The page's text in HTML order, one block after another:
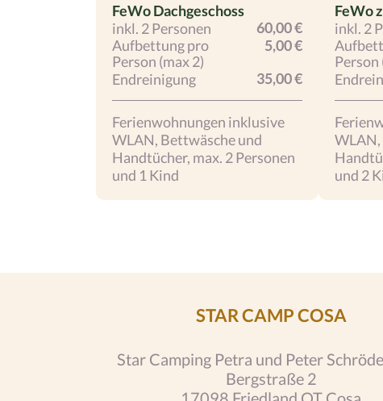
FeWo Dachgeschoss
inkl. 2 Personen
60,00 €
Aufbettung pro
Person (max 2)
5,00 €
Endreinigung
35,00 €
Ferienwohnungen inklusive
WLAN, Bettwäsche und
Handtücher, max. 2 Personen
und 1 Kind
FeWo
inkl. 2
Person
und 2
STAR CAMP COSA
Star Camping Petra und Peter
Bergstraße 2